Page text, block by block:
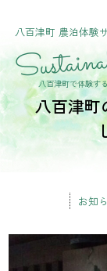
八百津町 農泊体験
八百津町で体験す
八百津町
お知